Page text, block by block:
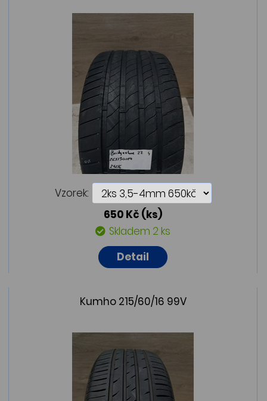
Vzorek:
650 Kč (ks)
Skladem 2 ks
Detail
Kumho 215/60/16 99V